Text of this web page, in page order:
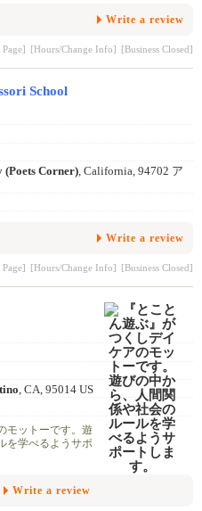
Write a review
Page] [Hours/Change Info] [Business Closed]
School
(Poets Corner) , California, 94702 ア
Write a review
Page] [Hours/Change Info] [Business Closed]
, CA, 95014 US
モットーです。遊
を学べるようサポ
Write a review